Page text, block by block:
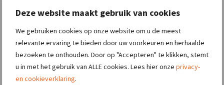
Deze website maakt gebruik van cookies
We gebruiken cookies op onze website om u de meest
relevante ervaring te bieden door uw voorkeuren en herhaalde
bezoeken te onthouden. Door op "Accepteren" te klikken, stemt
u in met het gebruik van ALLE cookies. Lees hier onze privacy-
en cookieverklaring.